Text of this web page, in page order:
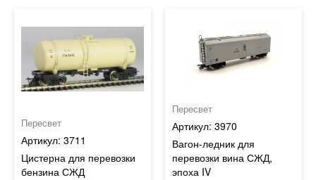
Пересвет
3711
Цистерна для перевозки
бензина СЖД
Пересвет
3970
Вагон-ледник для
перевозки вина СЖД,
эпоха IV